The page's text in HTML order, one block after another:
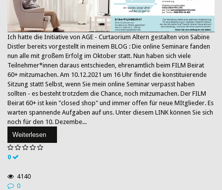
Ich hatte die Initiative von AGE - Curtaorium Altern gestalten von Sabine
Distler bereits vorgestellt in meinem BLOG : Die online Seminare fanden
nun alle mit großem Erfolg im Oktober statt. Nun haben sich viele
Teilnehmer*innen daraus entschieden, ehrenamtlich beim FILM Beirat
60+ mitzumachen. Am 10.12.2021 um 16 Uhr findet die konstituierende
Sitzung statt! Selbst, wenn Sie mein online Seminar verpasst haben
sollten - es besteht trotzdem die Chance, noch mitzumachen. Der FILM
Beirat 60+ ist kein "closed shop" und immer offen für neue MItglieder. Es
warten spannende Aufgaben auf uns. Unter diesem LINK können Sie sich
noch für den 10. Dezembe...
Weiterlesen
0
4140
0